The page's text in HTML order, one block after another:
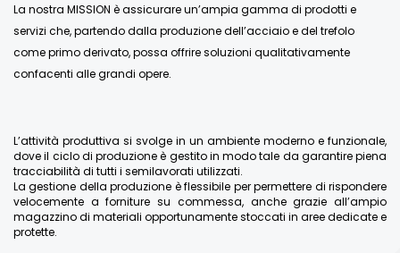
La nostra MISSION è assicurare un’ampia gamma di prodotti e
servizi che, partendo dalla produzione dell’acciaio e del trefolo
come primo derivato, possa offrire soluzioni qualitativamente
confacenti alle grandi opere.
L’attività produttiva si svolge in un ambiente moderno e funzionale,
dove il ciclo di produzione è gestito in modo tale da garantire piena
tracciabilità di tutti i semilavorati utilizzati.
La gestione della produzione è flessibile per permettere di rispondere
velocemente a forniture su commessa, anche grazie all’ampio
magazzino di materiali opportunamente stoccati in aree dedicate e
protette.